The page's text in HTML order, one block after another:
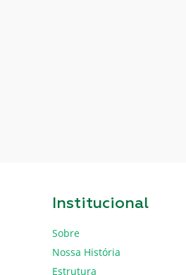
Institucional
Sobre
Nossa História
Estrutura